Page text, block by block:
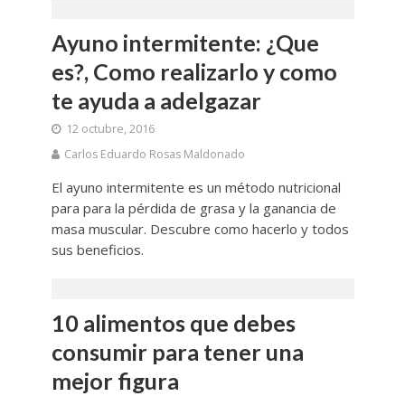
Ayuno intermitente: ¿Que
es?, Como realizarlo y como
te ayuda a adelgazar
12 octubre, 2016
Carlos Eduardo Rosas Maldonado
El ayuno intermitente es un método nutricional
para para la pérdida de grasa y la ganancia de
masa muscular. Descubre como hacerlo y todos
sus beneficios.
10 alimentos que debes
consumir para tener una
mejor figura